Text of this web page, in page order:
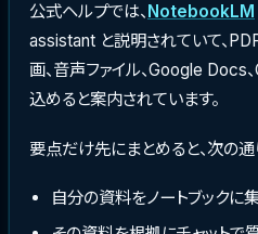
公式ヘルプでは、 NotebookLM
assistant と説明されていて、PDF
画、音声ファイル、Google
込めると案内されています。
要点だけ先にまとめると、次の通
自分の資料をノートブックに